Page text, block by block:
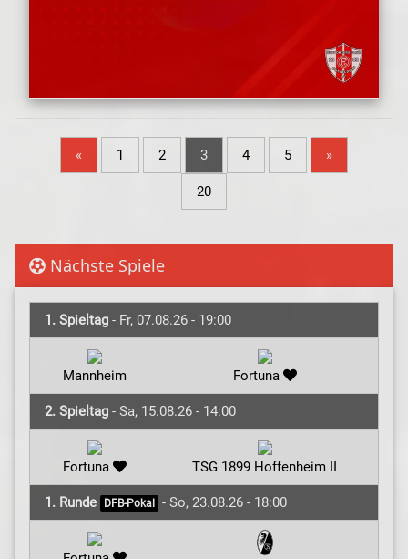
« 1 2 3 4 5 »
20
Nächste Spiele
1. Spieltag - Fr, 07.08.26 - 19:00
Mannheim Fortuna
2. Spieltag - Sa, 15.08.26 - 14:00
Fortuna TSG 1899 Hoffenheim II
1. Runde DFB-Pokal - So, 23.08.26 - 18:00